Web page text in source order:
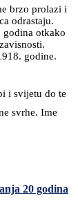
brzo prolazi i
odrastaju.
godina otkako
godine.
i svijetu do te
svrhe. Ime
20 godina